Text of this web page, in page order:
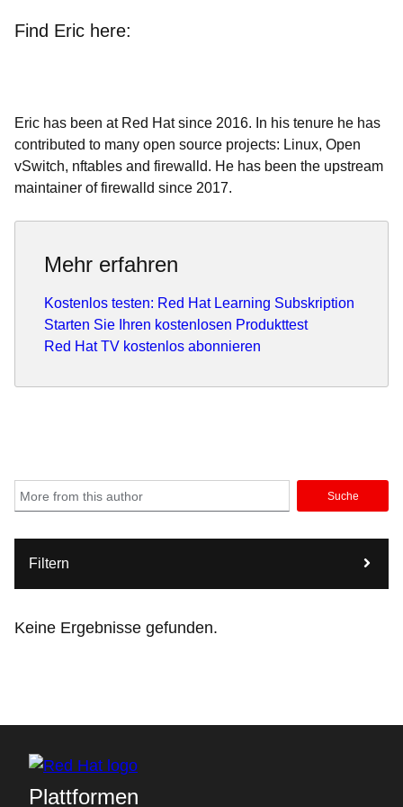
Find Eric here:
Eric has been at Red Hat since 2016. In his tenure he has
contributed to many open source projects: Linux, Open
vSwitch, nftables and firewalld. He has been the upstream
maintainer of firewalld since 2017.
Mehr erfahren
Kostenlos testen: Red Hat Learning Subskription
Starten Sie Ihren kostenlosen Produkttest
Red Hat TV kostenlos abonnieren
Suche
Filtern
Keine Ergebnisse gefunden.
Plattformen